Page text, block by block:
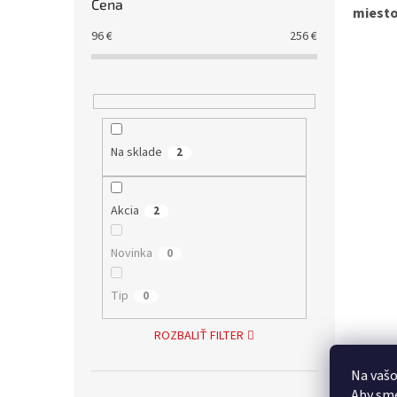
Na
Cena
96€ 256€
Na sklade 2
Akcia 2
Novinka 0
Tip 0
ROZBALIŤ FILTER